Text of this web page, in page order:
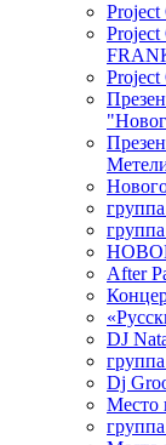
Project
Project
Project
After
DJ
Dj
Место